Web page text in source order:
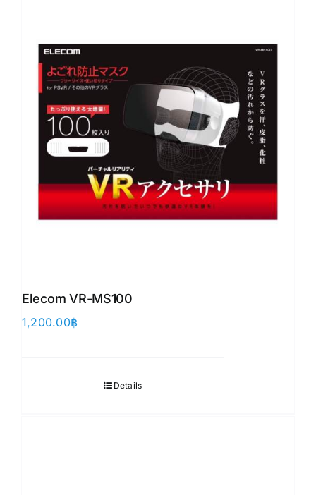
Elecom VR-MS100
1,200.00฿
Details